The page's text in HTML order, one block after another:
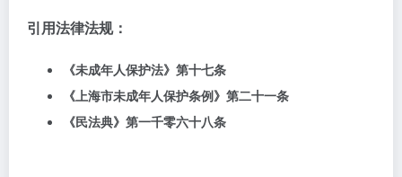
引用法律法规：
《未成年人保护法》第十七条
《上海市未成年人保护条例》第二十一条
《民法典》第一千零六十八条